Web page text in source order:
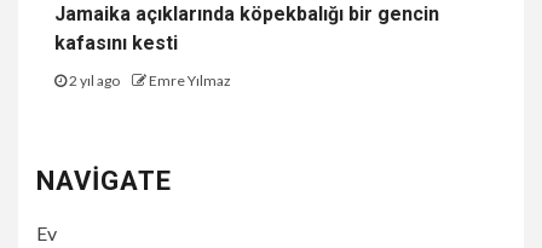
Jamaika açıklarında köpekbalığı bir gencin
kafasını kesti
2 yıl ago Emre Yılmaz
NAVIGATE
Ev